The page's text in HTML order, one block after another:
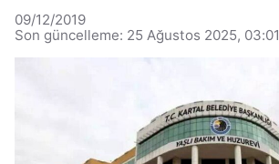
09/12/2019
Son güncelleme: 25 Ağustos 2025, 03:01